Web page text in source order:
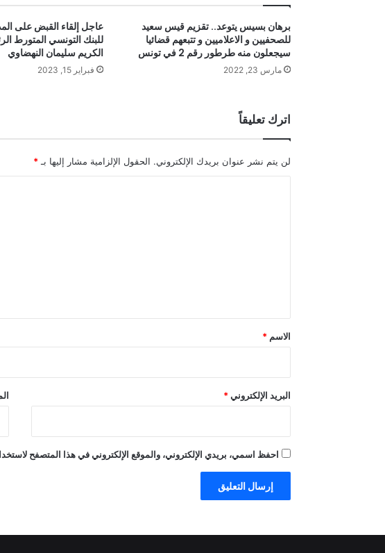
برهان بسيس يتوعد.. تقزيم قيس سعيد
للصحفيين و الاعلاميين و تتبعهم قضائيا
سيجعلون منه طرطور رقم 2 في تونس
مارس 23, 2022
عاجل إلقاء القبض على
للبنك التونسي المتورط
الكريم سليمان النهضاوي
فبراير 15, 2023
اترك تعليقاً
لن يتم نشر عنوان بريدك الإلكتروني. الحقول الإلزامية مشار إليها بـ *
*
الاسم *
البريد الإلكتروني *
احفظ اسمي، بريدي الإلكتروني، والموقع الإلكتروني في هذا المتصفح